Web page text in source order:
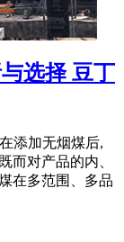
选择 豆丁
添加无烟煤后,
而对产品的内、
在多范围、多品